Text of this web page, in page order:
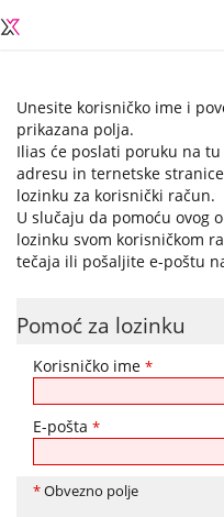
Unesite korisničko ime i
prikazana polja.
Ilias će poslati poruku na
adresu in ternetske
lozinku za korisnički račun.
U slučaju da pomoću ovog
lozinku svom korisničkom
tečaja ili pošaljite e-poštu
Pomoć za lozinku
Korisničko ime *
E-pošta *
*Obvezno polje